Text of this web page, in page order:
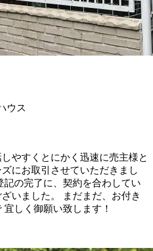
ウス
やすくとにかく迅速に売主様と
にお取引させていただきまし
記の完了に、契約を合わしてい
いました。 まだまだ、お付き
しく御願い致します！